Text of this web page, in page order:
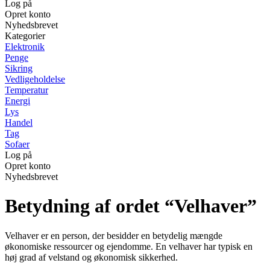
Log på
Opret konto
Nyhedsbrevet
Kategorier
Elektronik
Penge
Sikring
Vedligeholdelse
Temperatur
Energi
Lys
Handel
Tag
Sofaer
Log på
Opret konto
Nyhedsbrevet
Betydning af ordet “Velhaver”
Velhaver er en person, der besidder en betydelig mængde
økonomiske ressourcer og ejendomme. En velhaver har typisk en
høj grad af velstand og økonomisk sikkerhed.